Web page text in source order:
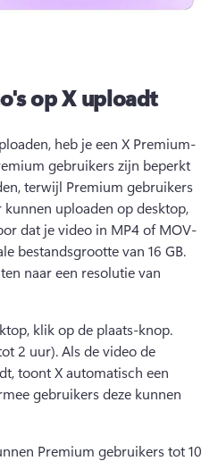
op X uploadt
heb je een X Premium-
gebruikers zijn beperkt
terwijl Premium gebruikers
uploaden op desktop,
dat je video in MP4 of MOV-
bestandsgrootte van 16 GB.
naar een resolutie van
klik op de plaats-knop.
2 uur). Als de video de
toont X automatisch een
gebruikers deze kunnen
Premium gebruikers tot 10